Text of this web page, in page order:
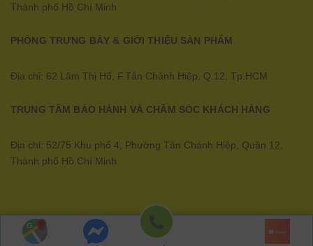
Thành phố Hồ Chí Minh
PHÒNG TRƯNG BÀY & GIỚI THIỆU SÀN PHẨM
Địa chỉ: 62 Lâm Thị Hố, F.Tân Chánh Hiệp, Q.12, Tp.HCM
TRUNG TÂM BẢO HÀNH VÀ CHĂM SÓC KHÁCH HÀNG
Địa chỉ: 52/75 Khu phố 4, Phường Tân Chánh Hiệp, Quận 12,
Thành phố Hồ Chí Minh
Ecopower | Cung cấp bởi